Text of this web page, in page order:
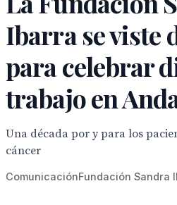
Ibarra se viste
para celebrar
trabajo en
Una década por y para los
cáncer
ComunicaciónFundación Sandra